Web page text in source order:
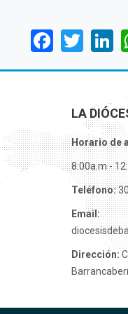
LA
Horario de
8:00a.m -
Teléfono:
Email:
Dirección: